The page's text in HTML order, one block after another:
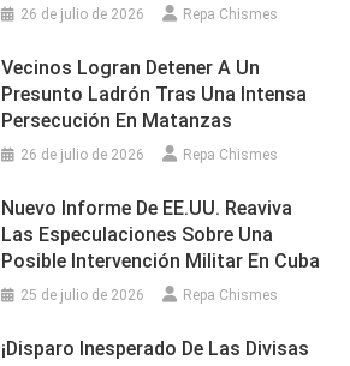
26 de julio de 2026 Repa Chismes
Vecinos Logran Detener A Un
Presunto Ladrón Tras Una Intensa
Persecución En Matanzas
26 de julio de 2026 Repa Chismes
Nuevo Informe De EE.UU. Reaviva
Las Especulaciones Sobre Una
Posible Intervención Militar En Cuba
25 de julio de 2026 Repa Chismes
¡Disparo Inesperado De Las Divisas